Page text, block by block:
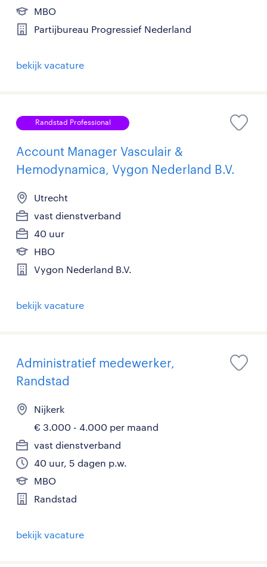
MBO
Partijbureau Progressief Nederland
bekijk vacature
Randstad Professional
Account Manager Vasculair &
Hemodynamica, Vygon Nederland B.V.
Utrecht
vast dienstverband
40 uur
HBO
Vygon Nederland B.V.
bekijk vacature
Administratief medewerker,
Randstad
Nijkerk
€ 3.000 - 4.000 per maand
vast dienstverband
40 uur, 5 dagen p.w.
MBO
Randstad
bekijk vacature